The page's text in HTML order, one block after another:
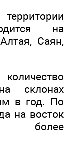
на
Саян,
склонах
в год. По
на восток
более